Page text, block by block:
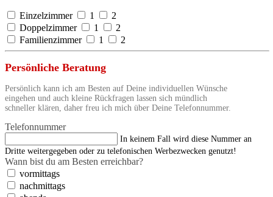
Einzelzimmer
Einzelzimmer 1
2
doppelzimmer
Doppelzimmer 1
2
Familienzimmer
Familienzimmer 1 2
Persönliche Beratung
Persönlich kann ich am Besten auf Deine individuellen Wünsche
eingehen und auch kleine Rückfragen lassen sich mündlich
schneller klären, daher freu ich mich über Deine Telefonnummer.
Telefonnummer
In keinem Fall wird diese Nummer an
Dritte weitergegeben oder zu telefonischen Werbezwecken genutzt!
Wann bist du am Besten erreichbar?
vormittags
nachmittags